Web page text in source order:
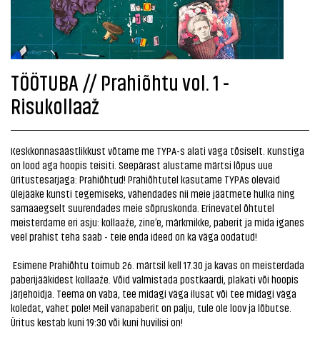
TÖÖTUBA // Prahiõhtu vol. 1 -
Risukollaaž
Keskkonnasäästlikkust võtame me TYPA-s alati väga tõsiselt. Kunstiga
on lood aga hoopis teisiti. Seepärast alustame märtsi lõpus uue
üritustesarjaga: Prahiõhtud! Prahiõhtutel kasutame TYPAs olevaid
ülejääke kunsti tegemiseks, vähendades nii meie jäätmete hulka ning
samaaegselt suurendades meie sõpruskonda. Erinevatel õhtutel
meisterdame eri asju: kollaaže, zine’e, märkmikke, paberit ja mida iganes
veel prahist teha saab - teie enda ideed on ka väga oodatud!
Esimene Prahiõhtu toimub 26. märtsil kell 17.30 ja kavas on meisterdada
paberijääkidest kollaaže. Võid valmistada postkaardi, plakati või hoopis
järjehoidja. Teema on vaba, tee midagi väga ilusat või tee midagi väga
koledat, vahet pole! Meil vanapaberit on palju, tule ole loov ja lõbutse.
Üritus kestab kuni 19:30 või kuni huvilisi on!